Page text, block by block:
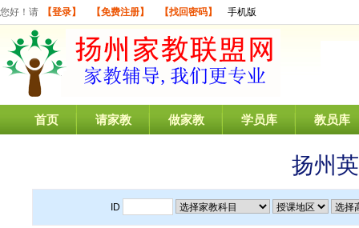
您好！请 【登录】 【免费注册】 【找回密码】 手机版
首页 请家教 做家教 学员库 教员库
扬州
ID